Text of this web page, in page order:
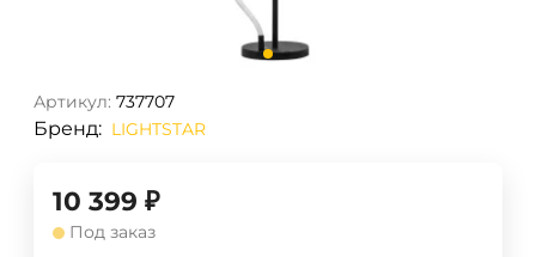
Артикул: 737707
Бренд: LIGHTSTAR
10 399 ₽
Под заказ